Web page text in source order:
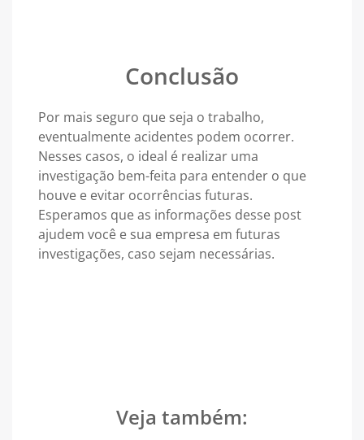
Conclusão
Por mais seguro que seja o trabalho,
eventualmente acidentes podem ocorrer.
Nesses casos, o ideal é realizar uma
investigação bem-feita para entender o que
houve e evitar ocorrências futuras.
Esperamos que as informações desse post
ajudem você e sua empresa em futuras
investigações, caso sejam necessárias.
Veja também: